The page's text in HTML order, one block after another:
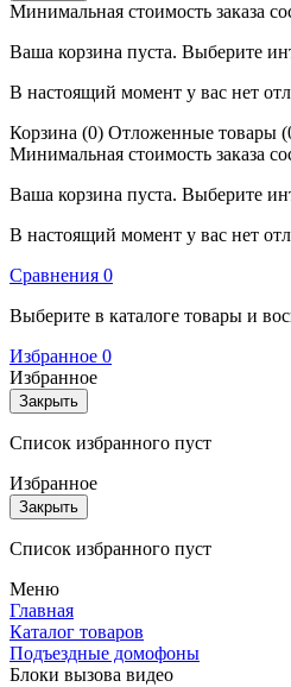
Минимальная стоимость заказа
Ваша корзина пуста. Выберите
В настоящий момент у вас нет
Корзина (0) Отложенные товары
Минимальная стоимость заказа
Ваша корзина пуста. Выберите
В настоящий момент у вас нет
Cравнения 0
Выберите в каталоге товары и
Избранное 0
Избранное
Закрыть
Список избранного пуст
Избранное
Закрыть
Список избранного пуст
Меню
Главная
Каталог товаров
Подъездные домофоны
Блоки вызова видео